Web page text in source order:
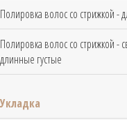
Полировка волос со стрижкой -
Полировка волос со стрижкой -
длинные густые
Укладка